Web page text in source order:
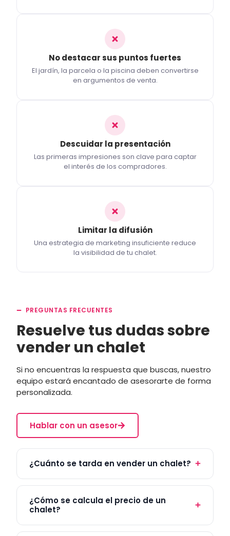
No destacar sus puntos fuertes
El jardín, la parcela o la piscina deben convertirse
en argumentos de venta.
Descuidar la presentación
Las primeras impresiones son clave para captar
el interés de los compradores.
Limitar la difusión
Una estrategia de marketing insuficiente reduce
la visibilidad de tu chalet.
PREGUNTAS FRECUENTES
Resuelve tus dudas sobre
vender un chalet
Si no encuentras la respuesta que buscas, nuestro
equipo estará encantado de asesorarte de forma
personalizada.
Hablar con un asesor
¿Cuánto se tarda en vender un chalet?
¿Cómo se calcula el precio de un
chalet?